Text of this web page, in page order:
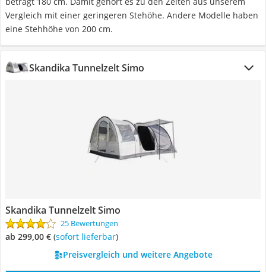
Vergleich mit einer geringeren Stehöhe. Andere Modelle haben
eine Stehhöhe von 200 cm.
Skandika Tunnelzelt Simo
Skandika Tunnelzelt Simo
25 Bewertungen
ab 299,00 € ( Sofort lieferbar)
Preisvergleich und weitere Angebote